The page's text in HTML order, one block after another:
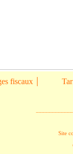
fiscaux
Site